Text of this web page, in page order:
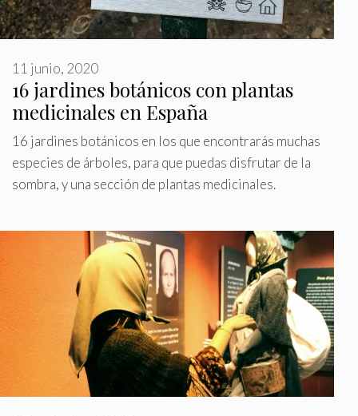
16 jardines botánicos con plantas
medicinales en España
11 junio, 2020
16 jardines botánicos en los que encontrarás muchas
especies de árboles, para que puedas disfrutar de la
sombra, y una sección de plantas medicinales.